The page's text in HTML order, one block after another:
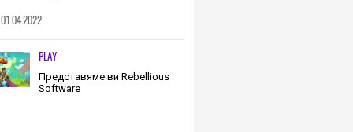
трябва да извървим
екип (ИНТЕРВЮ)
01.04.2022
PLAY
Представяме ви Rebellious
Software